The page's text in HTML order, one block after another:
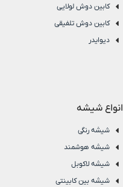
کابین دوش لولایی
کابین دوش تلفیقی
دیوایدر
انواع شیشه
شیشه رنگی
شیشه هوشمند
شیشه لاکوبل
شیشه بین کابینتی